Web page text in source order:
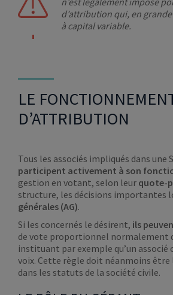
d’attribution qui, en
à capital variable.
LE
D’ATTRIBUTION
Tous les associés impliqués dans une
participent activement à son
gestion en votant, selon leur quote-
structure, les décisions importantes
générales (AG).
Si les concernés le désirent, ils
de vote proportionnel normalement
instituant par exemple qu’un associé
voix. Cette règle doit néanmoins
dans les statuts de la société civile.